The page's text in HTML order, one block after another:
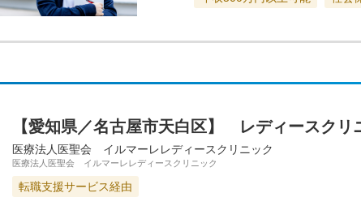
【愛知県／名古屋市天白区】 レディースクリ
医療法人医聖会 イルマーレレディースクリニック
医療法人医聖会 イルマーレレディースクリニック
転職支援サービス経由